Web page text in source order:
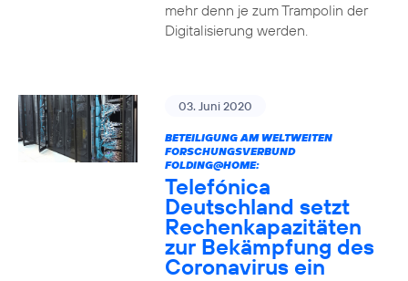
mehr denn je zum Trampolin der
Digitalisierung werden.
03. Juni 2020
BETEILIGUNG AM WELTWEITEN
FORSCHUNGSVERBUND
FOLDING@HOME:
Telefónica
Deutschland setzt
Rechenkapazitäten
zur Bekämpfung des
Coronavirus ein